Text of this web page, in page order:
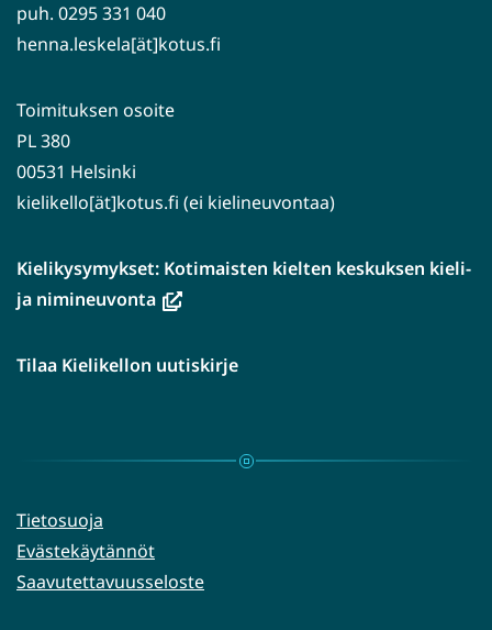
puh. 0295 331 040
henna.leskela[ät]kotus.fi
Toimituksen osoite
PL 380
00531 Helsinki
kielikello[ät]kotus.fi (ei kielineuvontaa)
Kielikysymykset: Kotimaisten kielten keskuksen kieli-
ja nimineuvonta(avautuu
ikkunaan,
palveluun)
Tilaa Kielikellon uutiskirje
Tietosuoja
Evästekäytännöt
Saavutettavuusseloste